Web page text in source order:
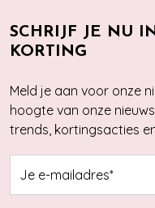
SCHRIJF JE NU
KORTING
Meld je aan voor onze
hoogte van onze
trends, kortingsacties